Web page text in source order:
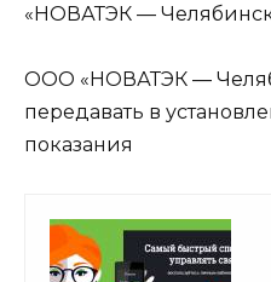
«НОВАТЭК —
ООО «НОВАТЭК —
передавать в
показания